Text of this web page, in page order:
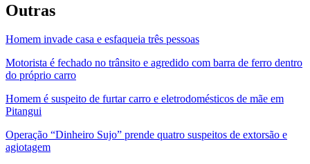
Outras
Homem invade casa e esfaqueia três pessoas
Motorista é fechado no trânsito e agredido com barra de ferro dentro
do próprio carro
Homem é suspeito de furtar carro e eletrodomésticos de mãe em
Pitangui
Operação “Dinheiro Sujo” prende quatro suspeitos de extorsão e
agiotagem